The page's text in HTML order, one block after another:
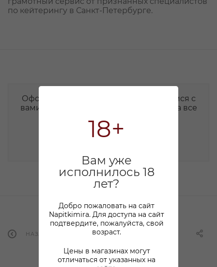
18+
Вам уже
исполнилось 18
лет?
Добро пожаловать на сайт
Napitkimira. Для доступа на сайт
подтвердите, пожалуйста, свой
возраст.
Цены в магазинах могут
отличаться от указанных на
по кейтерингу в Санкт-Петербурге.
Оформите заявку на сайте, мы свяжемся с
вами в ближайшее время и ответим на все
НАЗАД К СПИСКУ